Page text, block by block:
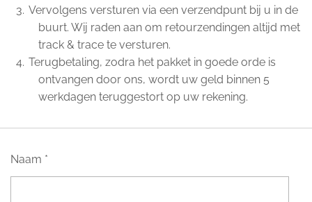
Vervolgens versturen via een verzendpunt bij u in de
buurt. Wij raden aan om retourzendingen altijd met
track & trace te versturen.
Terugbetaling, zodra het pakket in goede orde is
ontvangen door ons, wordt uw geld binnen 5
werkdagen teruggestort op uw rekening.
Naam *